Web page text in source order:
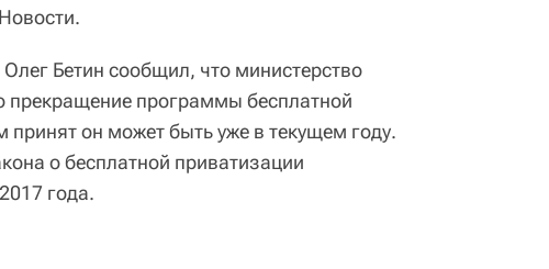
Бетин сообщил, что министерство
прекращение программы бесплатной
он может быть уже в текущем году.
о бесплатной приватизации
года.